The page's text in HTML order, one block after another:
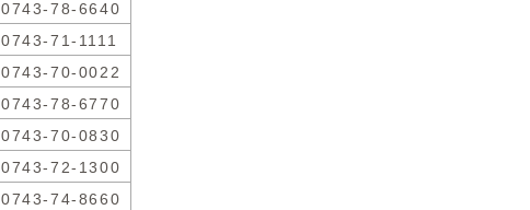
0743-78-6640
0743-71-1111
0743-70-0022
0743-78-6770
0743-70-0830
0743-72-1300
0743-74-8660